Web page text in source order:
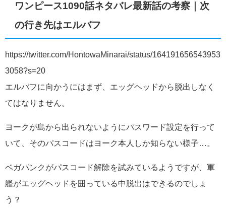
ワンピース1090話ネタバレ最新話の考察｜次
の行き先はエルバフ
https://twitter.com/HontowaMinarai/status/164191656543953
3058?s=20
エルバフに向かうにはまず、エッグヘッドから脱出しなく
てはなりません。
ヨークが島から出られないようにパスワード設定を行って
いて、そのパスコードはヨーク本人しか知らない様子…。
ベガパンクがパスコード解除を試みているようですが、軍
艦がエッグヘッドを囲っている中脱出はできるのでしょ
う？